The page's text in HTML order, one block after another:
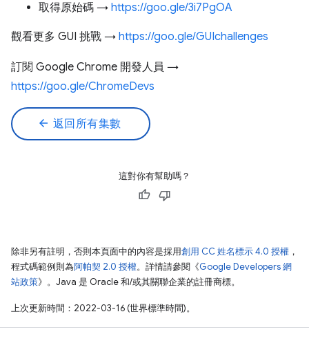
取得原始碼 → https://goo.gle/3i7PgOA
觀看更多 GUI 挑戰 → https://goo.gle/GUIchallenges
訂閱 Google Chrome 開發人員 →
https://goo.gle/ChromeDevs
arrow_back 返回所有集數
這對你有幫助嗎？
除非另有註明，否則本頁面中的內容是採用創用 CC 姓名標示 4.0 授權 ，
程式碼範例則為阿帕契 2.0 授權。詳情請參閱《Google Developers 網
站政策》。Java 是 Oracle 和/或其關聯企業的註冊商標。
上次更新時間：2022-03-16 (世界標準時間)。